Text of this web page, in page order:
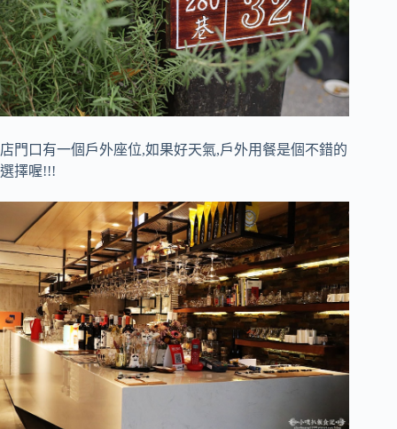
店門口有一個戶外座位,如果好天氣,戶外用餐是個不錯的
選擇喔!!!